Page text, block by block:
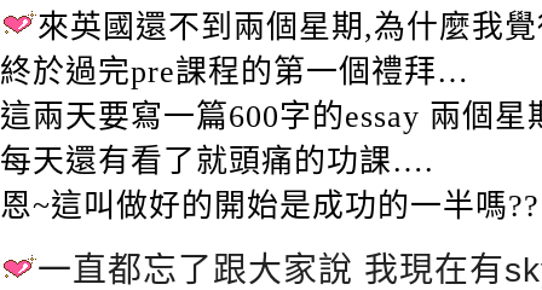
來英國還不到兩個星期,為什麼我
終於過完pre課程的第一個禮拜…
這兩天要寫一篇600字的essay 兩個
每天還有看了就頭痛的功課….
恩~這叫做好的開始是成功的一半嗎
一直都忘了跟大家說 我現在有